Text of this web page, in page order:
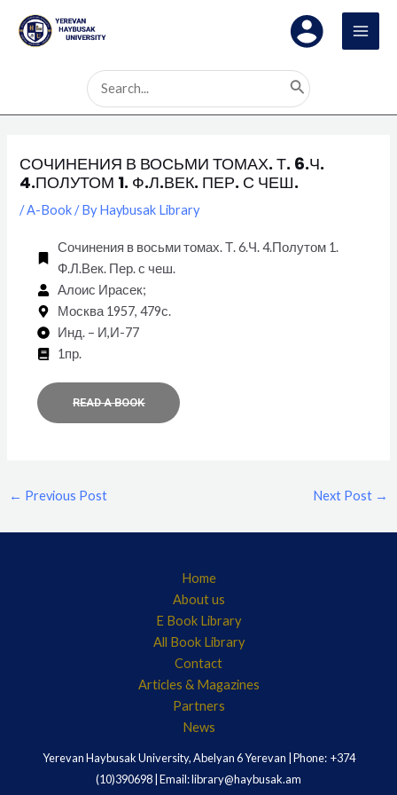
content
Search
for:
СОЧИНЕНИЯ В ВОСЬМИ ТОМАХ. Т. 6.Ч.
4.ПОЛУТОМ 1. Ф.Л.ВЕК. ПЕР. С ЧЕШ.
/A-Book/ ByHaybusak Library
Сочинения в восьми томах. Т. 6.Ч. 4.Полутом 1.
Ф.Л.Век. Пер. с чеш.
Алоис Ирасек;
Москва 1957, 479с.
Инд. – И,И-77
1пр.
READ A BOOK
navigation
← Previous Post Next Post →
Home
About us
E Book Library
All Book Library
Contact
Articles & Magazines
Partners
News
Yerevan Haybusak University, Abelyan 6 Yerevan | Phone: +374
(10)390698 | Email: library@haybusak.am